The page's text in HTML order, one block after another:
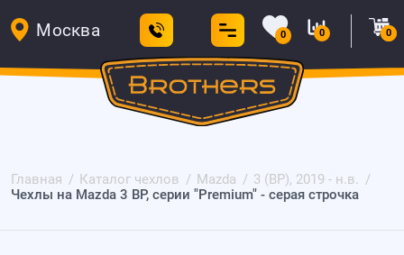
Москва 0 0 0
Главная Каталог чехлов Mazda
3 (BP), 2019 - н.в.
Чехлы на Mazda 3 BP, серии "Premium" - серая строчка